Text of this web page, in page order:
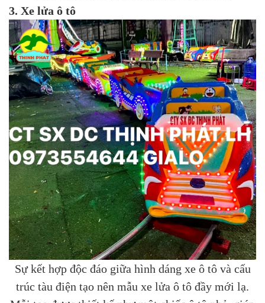
3. Xe lửa ô tô
Sự kết hợp độc đáo giữa hình dáng xe ô tô và cấu
trúc tàu điện tạo nên mẫu xe lửa ô tô đầy mới lạ.